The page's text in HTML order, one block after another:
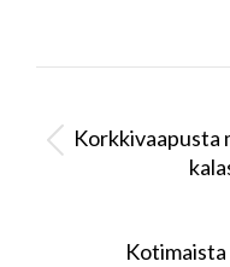
Korkkivaapusta
Kotimaista